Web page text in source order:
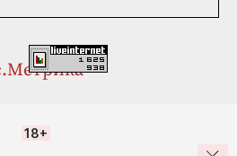
18+